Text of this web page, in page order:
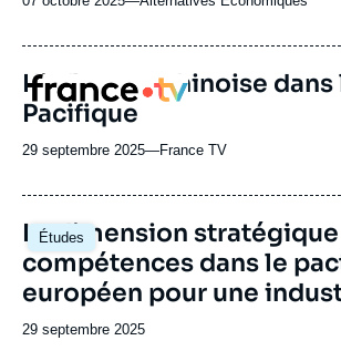
journal,
ou
Logo
L'influence chinoise dans
Pacifique
29 septembre 2025—Nom
journal,
ou
émission
France TV
Études
Image
principale
La dimension
compétences dans le
européen pour une
Date
29 septembre 2025